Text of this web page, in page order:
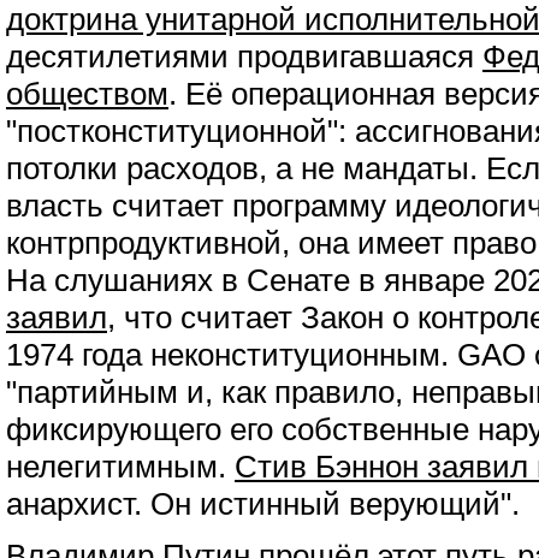
доктрина унитарной
десятилетиями продвигавшаяся
обществом. Её операционная
"постконституционной":
потолки расходов, а не мандаты.
власть считает программу
контрпродуктивной, она имеет
На слушаниях в Сенате в январе
заявил, что считает Закон о
1974 года неконституционным.
"партийным и, как правило,
фиксирующего его собственные
нелегитимным. Стив Бэннон заявил
анархист. Он истинный верующий".